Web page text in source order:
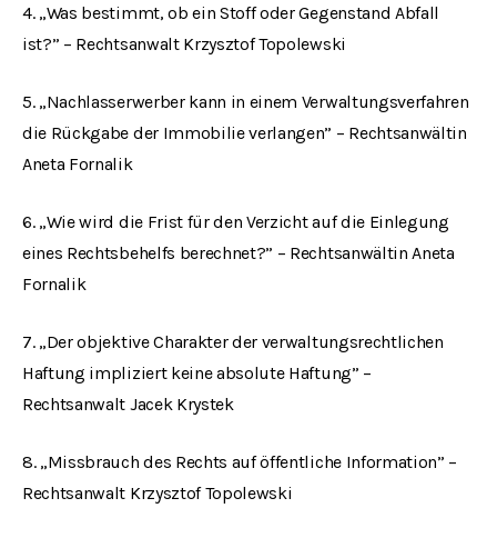
4. „Was bestimmt, ob ein Stoff oder Gegenstand Abfall
ist?” – Rechtsanwalt Krzysztof Topolewski
5. „Nachlasserwerber kann in einem Verwaltungsverfahren
die Rückgabe der Immobilie verlangen” – Rechtsanwältin
Aneta Fornalik
6. „Wie wird die Frist für den Verzicht auf die Einlegung
eines Rechtsbehelfs berechnet?” – Rechtsanwältin Aneta
Fornalik
7. „Der objektive Charakter der verwaltungsrechtlichen
Haftung impliziert keine absolute Haftung” –
Rechtsanwalt Jacek Krystek
8. „Missbrauch des Rechts auf öffentliche Information” –
Rechtsanwalt Krzysztof Topolewski